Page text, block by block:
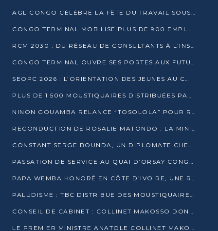
AGL CONGO CÉLÈBRE LA FÊTE DU TRAVAIL SOUS LE SIGNE DE LA COHÉSION
CONGO TERMINAL MOBILISE PLUS DE 900 EMPLOYÉS AUTOUR DE LA SÉCURITÉ AU TRAVAIL
RCM 2030 : DU RÉSEAU DE CONSULTANTS À L’INSTRUMENT DE PUISSANCE EN AFRIQUE FRANCOPHONE
CONGO TERMINAL OUVRE SES PORTES AUX FUTURS INGÉNIEURS AU FORUM DES MÉTIERS D’UCAC-ICAM
SEOPC 2026 : L’ORIENTATION DES JEUNES AU CŒUR DE LA DEUXIÈME ÉDITION
PLUS DE 1 500 MOUSTIQUAIRES DISTRIBUÉES PAR AGL ET CONGO TERMINAL DANS LA LUTTE CONTRE LE PALUDISME
NINON GOUAMBA RELANCE “TOSOLOLA” POUR RENFORCER LE DIALOGUE AVEC LES CITOYENS
RECONDUCTION DE ROSALIE MATONDO : LA MINISTRE PROMET D’ACCÉLÉRER LE TRAITEMENT DES DOSSIERS ET DE RELEVER DE NOUVEAUX DÉFIS
CONSTANT SERGE BOUNDA, UN DIPLOMATE CHEVRONNÉ AUX COMMANDES DES AFFAIRES ÉTRANGÈRES
PASSATION DE SERVICE AU QUAI D’ORSAY CONGOLAIS : GAKOSSO PASSE LE FLAMBEAU À BOUNDA
PAPA WEMBA HONORÉ EN CÔTE D’IVOIRE, UNE RUE PORTE DÉSORMAIS SON NOM
PALUDISME : TBC DISTRIBUE DES MOUSTIQUAIRES DANS DEUX CSI DE BRAZZAVILLE
CONSEIL DE CABINET : COLLINET MAKOSSO DONNE SES DERNIÈRES ORIENTATIONS
LE PREMIER MINISTRE ANATOLE COLLINET MAKOSSO DÉMISSIONNE AVEC SON GOUVERNEMENT